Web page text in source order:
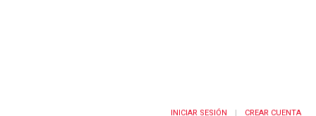
INICIAR SESIÓN CREAR CUENTA